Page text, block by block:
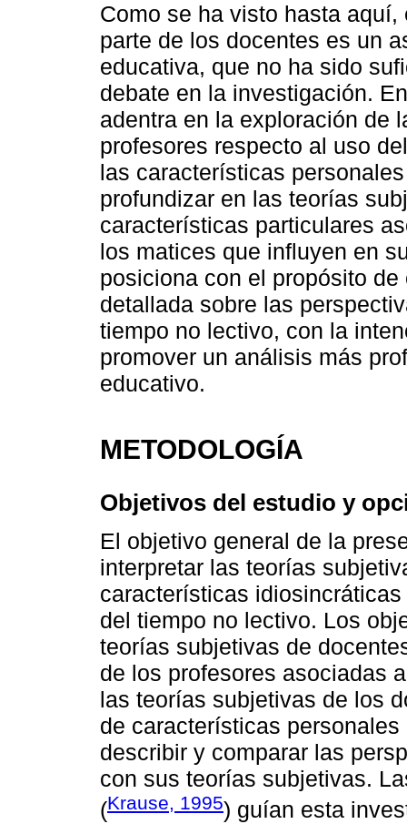
Como se ha visto hasta
parte de los docentes es un
educativa, que no ha sido
debate en la investigación.
adentra en la exploración de
profesores respecto al uso
las características
profundizar en las teorías
características particulares
los matices que influyen en
posiciona con el propósito
detallada sobre las
tiempo no lectivo, con la
promover un análisis más
educativo.
METODOLOGÍA
Objetivos del estudio y
El objetivo general de la
interpretar las teorías
características
del tiempo no lectivo. Los
teorías subjetivas de
de los profesores asociadas
las teorías subjetivas de los
de características
describir y comparar las
con sus teorías subjetivas.
(Krause, 1995) guían esta